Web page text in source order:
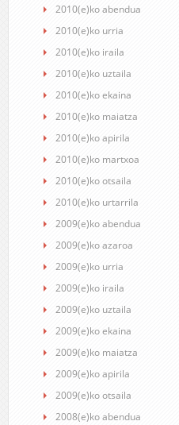
2010(e)ko abendua
2010(e)ko urria
2010(e)ko iraila
2010(e)ko uztaila
2010(e)ko ekaina
2010(e)ko maiatza
2010(e)ko apirila
2010(e)ko martxoa
2010(e)ko otsaila
2010(e)ko urtarrila
2009(e)ko abendua
2009(e)ko azaroa
2009(e)ko urria
2009(e)ko iraila
2009(e)ko uztaila
2009(e)ko ekaina
2009(e)ko maiatza
2009(e)ko apirila
2009(e)ko otsaila
2008(e)ko abendua